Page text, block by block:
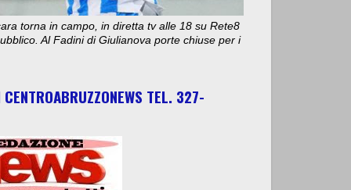
torna in campo, in diretta tv alle 18 su Rete8
Al Fadini di Giulianova porte chiuse per i
CENTROABRUZZONEWS TEL. 327-